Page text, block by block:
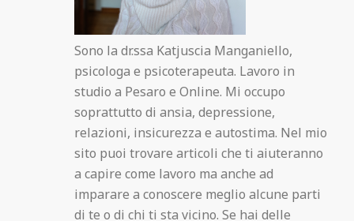
Sono la dr.ssa Katjuscia Manganiello,
psicologa e psicoterapeuta. Lavoro in
studio a Pesaro e Online. Mi occupo
soprattutto di ansia, depressione,
relazioni, insicurezza e autostima. Nel mio
sito puoi trovare articoli che ti aiuteranno
a capire come lavoro ma anche ad
imparare a conoscere meglio alcune parti
di te o di chi ti sta vicino. Se hai delle